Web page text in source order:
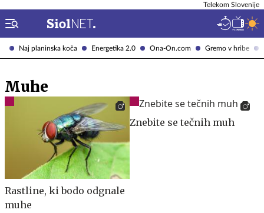
Naj planinska koča Energetika 2.0 Ona-On.com Gremo v hribe
Telekom Slovenije
Muhe
Rastline, ki bodo odgnale
muhe
Znebite se tečnih muh